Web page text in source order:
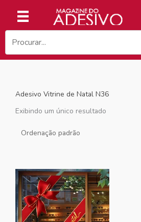
conteúdo
Adesivo Vitrine de Natal N36
Exibindo um único resultado